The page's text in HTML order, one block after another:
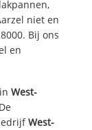
niet en
Bij ons
en
inWest-
West-